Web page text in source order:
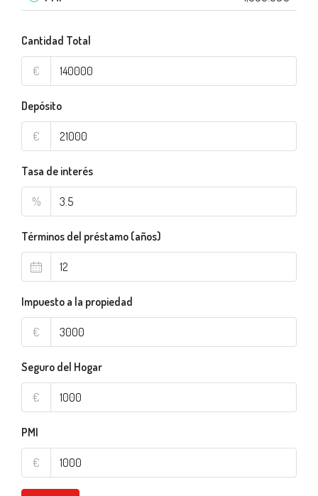
Cantidad Total
€
Depósito
€
Tasa de interés
%
Términos del préstamo (años)
Impuesto a la propiedad
€
Seguro del Hogar
€
PMI
€